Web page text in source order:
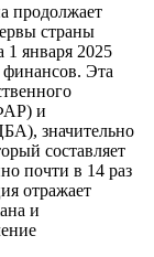
продолжает
страны
января 2025
Эта
и
значительно
составляет
почти в 14 раз
отражает
и